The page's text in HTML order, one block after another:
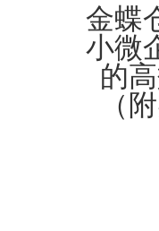
金蝶
小微
的
（